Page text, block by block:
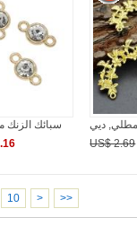
سبائك
US$ 2.69
10 > >>